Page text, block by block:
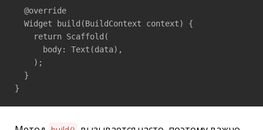
  @override
  Widget build(BuildContext context) {
    return Scaffold(
      body: Text(data),
    );
  }